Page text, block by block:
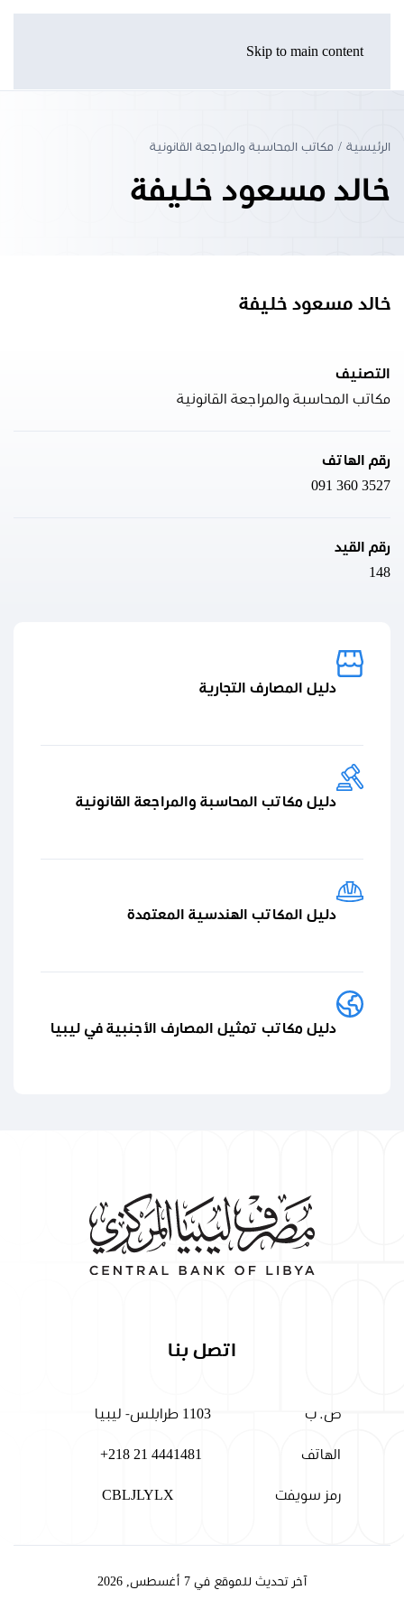
Skip to main content
الرئيسية مكاتب المحاسبة والمراجعة القانونية
خالد مسعود خليفة
خالد مسعود خليفة
التصنيف
مكاتب المحاسبة والمراجعة القانونية
رقم الهاتف
091 360 3527
رقم القيد
148
دليل المصارف التجارية
دليل مكاتب المحاسبة والمراجعة القانونية
دليل المكاتب الهندسية المعتمدة
دليل مكاتب تمثيل المصارف الأجنبية في ليبيا
اتصل بنا
ص. ب 1103 طرابلس- ليبيا
الهاتف +218 21 4441481
رمز سويفت CBLJLYLX
آخر تحديث للموقع في 7 أغسطس, 2026